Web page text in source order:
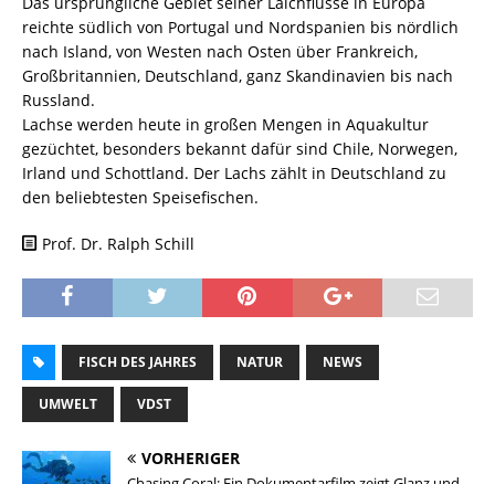
reichte südlich von Portugal und Nordspanien bis nördlich
nach Island, von Westen nach Osten über Frankreich,
Großbritannien, Deutschland, ganz Skandinavien bis nach
Russland.
Lachse werden heute in großen Mengen in Aquakultur
gezüchtet, besonders bekannt dafür sind Chile, Norwegen,
Irland und Schottland. Der Lachs zählt in Deutschland zu
den beliebtesten Speisefischen.
Prof. Dr. Ralph Schill
FISCH DES JAHRES NATUR NEWS
UMWELT VDST
VORHERIGER